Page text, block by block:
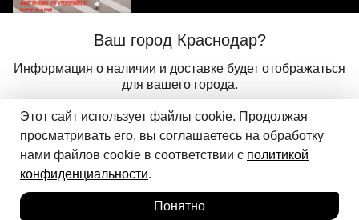
Ваш город Краснодар?
Информация о наличии и доставке будет отображаться
для вашего города.
Корзина
Добавить в корзину
Положение о программе лояльности
© 2024 ООО «АДМИКС СПОРТ», официальный дистрибьютор
Li-Ning в России
Этот сайт использует файлы cookie. Продолжая
просматривать его, вы соглашаетесь на обработку
нами файлов cookie в соответствии с политикой
конфиденциальности.
Понятно